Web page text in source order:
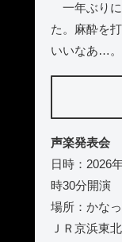
一年ぶりに
た。麻酔を
いいなあ…。
声楽発表会
日時：2026
時30分開演
場所：かな
ＪＲ京浜東